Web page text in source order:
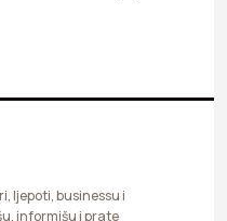
ljepoti, businessu i
informišu i prate